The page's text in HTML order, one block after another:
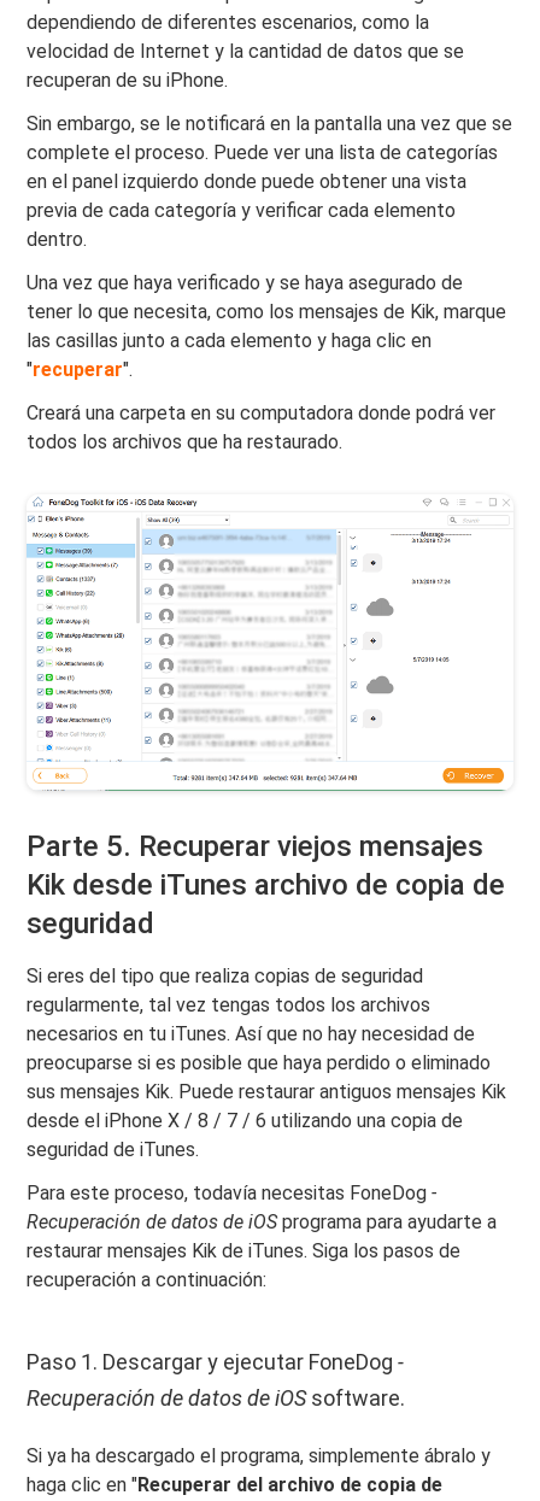
dependiendo de diferentes escenarios, como la
velocidad de Internet y la cantidad de datos que se
recuperan de su iPhone.
Sin embargo, se le notificará en la pantalla una vez que se
complete el proceso. Puede ver una lista de categorías
en el panel izquierdo donde puede obtener una vista
previa de cada categoría y verificar cada elemento
dentro.
Una vez que haya verificado y se haya asegurado de
tener lo que necesita, como los mensajes de Kik, marque
las casillas junto a cada elemento y haga clic en
"recuperar".
Creará una carpeta en su computadora donde podrá ver
todos los archivos que ha restaurado.
Parte 5. Recuperar viejos mensajes
Kik desde iTunes archivo de copia de
seguridad
Si eres del tipo que realiza copias de seguridad
regularmente, tal vez tengas todos los archivos
necesarios en tu iTunes. Así que no hay necesidad de
preocuparse si es posible que haya perdido o eliminado
sus mensajes Kik. Puede restaurar antiguos mensajes Kik
desde el iPhone X / 8 / 7 / 6 utilizando una copia de
seguridad de iTunes.
Para este proceso, todavía necesitas FoneDog -
Recuperación de datos de iOSprograma para ayudarte a
restaurar mensajes Kik de iTunes. Siga los pasos de
recuperación a continuación:
Paso 1. Descargar y ejecutar FoneDog -
Recuperación de datos de iOSsoftware.
Si ya ha descargado el programa, simplemente ábralo y
haga clic en "Recuperar del archivo de copia de